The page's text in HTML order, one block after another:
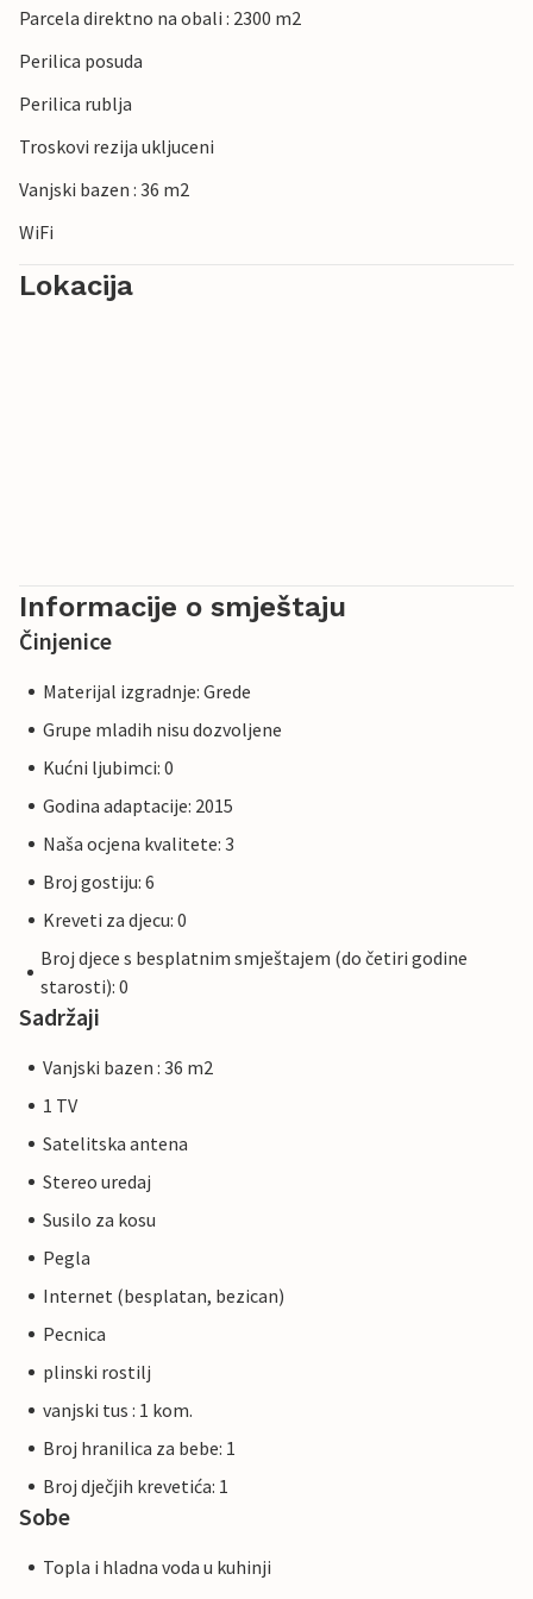
za brojne izlete. Iz Fažane možete brodom doći do
predivnog Nacionalnog parka Brijuni. Na Brijunima možete
10 km udaljena od Pule, grada s bogatim kulturnim
nasljeđem, najpoznatijem po Areni iz rimskog doba.
Parcela direktno na obali : 2300 m2
Perilica posuda
Perilica rublja
Troskovi rezija ukljuceni
Vanjski bazen : 36 m2
WiFi
Lokacija
Informacije o smještaju
Činjenice
Materijal izgradnje: Grede
Grupe mladih nisu dozvoljene
Kućni ljubimci: 0
Godina adaptacije: 2015
Naša ocjena kvalitete: 3
Broj gostiju: 6
Kreveti za djecu: 0
Broj djece s besplatnim smještajem (do četiri godine
starosti): 0
Sadržaji
Vanjski bazen : 36 m2
1 TV
Satelitska antena
Stereo uredaj
Susilo za kosu
Pegla
Internet (besplatan, bezican)
Pecnica
plinski rostilj
vanjski tus : 1 kom.
Broj hranilica za bebe: 1
Broj dječjih krevetića: 1
Sobe
Topla i hladna voda u kuhinji